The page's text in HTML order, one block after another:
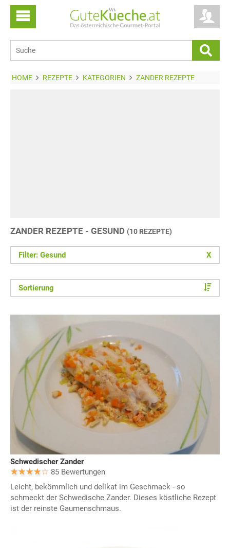
HOME REZEPTE KATEGORIEN ZANDER REZEPTE
ZANDER REZEPTE - GESUND (10 REZEPTE)
Filter: Gesund X
Sortierung
Schwedischer Zander
85 Bewertungen
Leicht, bekömmlich und delikat im Geschmack - so
schmeckt der Schwedische Zander. Dieses köstliche Rezept
ist der reinste Gaumenschmaus.